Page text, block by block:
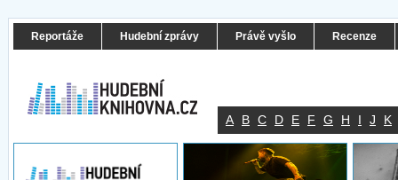
Reportáže Hudební zprávy Právě vyšlo Recenze
A B C D E F G H I J K